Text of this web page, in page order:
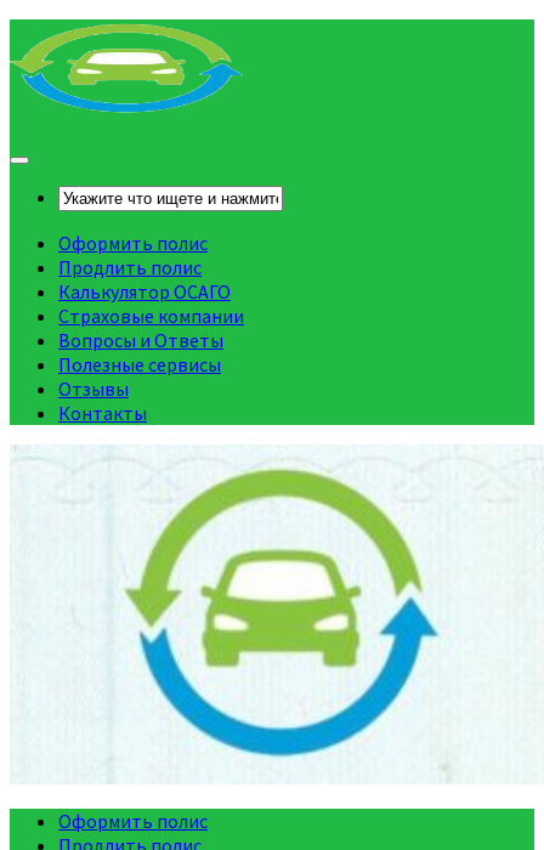
Оформить полис
Продлить полис
Калькулятор ОСАГО
Страховые компании
Вопросы и Ответы
Полезные сервисы
Отзывы
Контакты
Оформить полис
Продлить полис